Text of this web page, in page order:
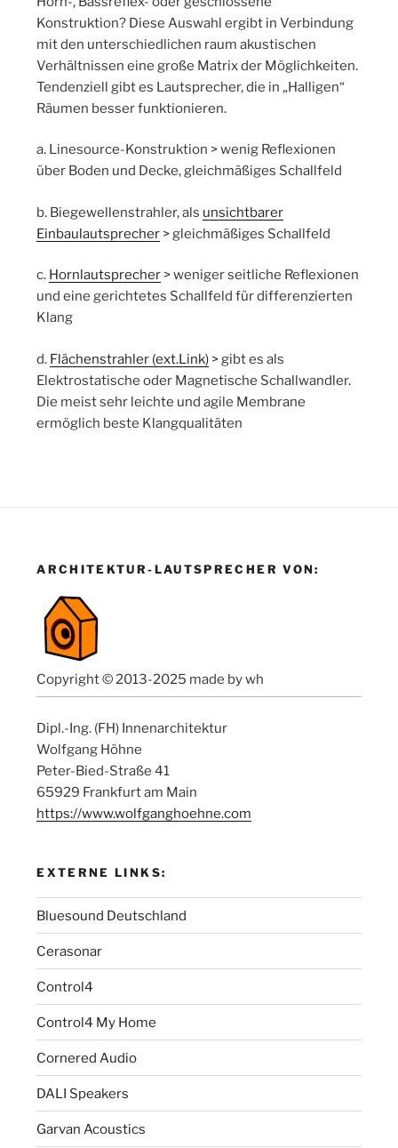
Konstruktion? Diese Auswahl ergibt in Verbindung
mit den unterschiedlichen raum akustischen
Verhältnissen eine große Matrix der Möglichkeiten.
Tendenziell gibt es Lautsprecher, die in „Halligen“
Räumen besser funktionieren.
a. Linesource-Konstruktion > wenig Reflexionen
über Boden und Decke, gleichmäßiges Schallfeld
b. Biegewellenstrahler, als unsichtbarer
Einbaulautsprecher > gleichmäßiges Schallfeld
c. Hornlautsprecher > weniger seitliche Reflexionen
und eine gerichtetes Schallfeld für differenzierten
Klang
d. Flächenstrahler (ext.Link) > gibt es als
Elektrostatische oder Magnetische Schallwandler.
Die meist sehr leichte und agile Membrane
ermöglich beste Klangqualitäten
ARCHITEKTUR-LAUTSPRECHER VON:
Copyright © 2013-2025 made by wh
Dipl.-Ing. (FH) Innenarchitektur
Wolfgang Höhne
Peter-Bied-Straße 41
65929 Frankfurt am Main
https://www.wolfganghoehne.com
EXTERNE LINKS:
Bluesound Deutschland
Cerasonar
Control4
Control4 My Home
Cornered Audio
DALI Speakers
Garvan Acoustics